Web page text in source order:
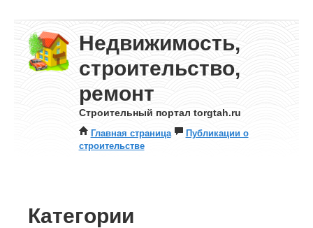
Недвижимость,
строительство,
ремонт
Строительный портал torgtah.ru
Главная страница
Публикации о
строительстве
Категории